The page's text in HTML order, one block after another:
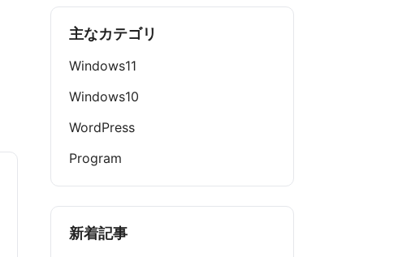
主なカテゴリ
Windows11
Windows10
WordPress
Program
新着記事